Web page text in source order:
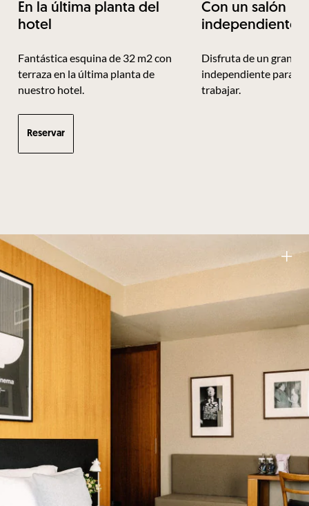
En la última planta del
hotel
Fantástica esquina de 32 m2 con
terraza en la última planta de
nuestro hotel.
Reservar
Con un salón
independiente
Disfruta de un gran
independiente para
trabajar.